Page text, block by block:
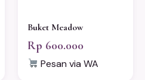
Buket Meadow
Rp 600.000
Pesan via WA